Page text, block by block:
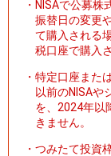
・ NISAで公募株
振替日の変更
て購入される
税口座で購入
・ 特定口座また
以前のNISAや
を、2024年以
きません。
・ つみたて投資